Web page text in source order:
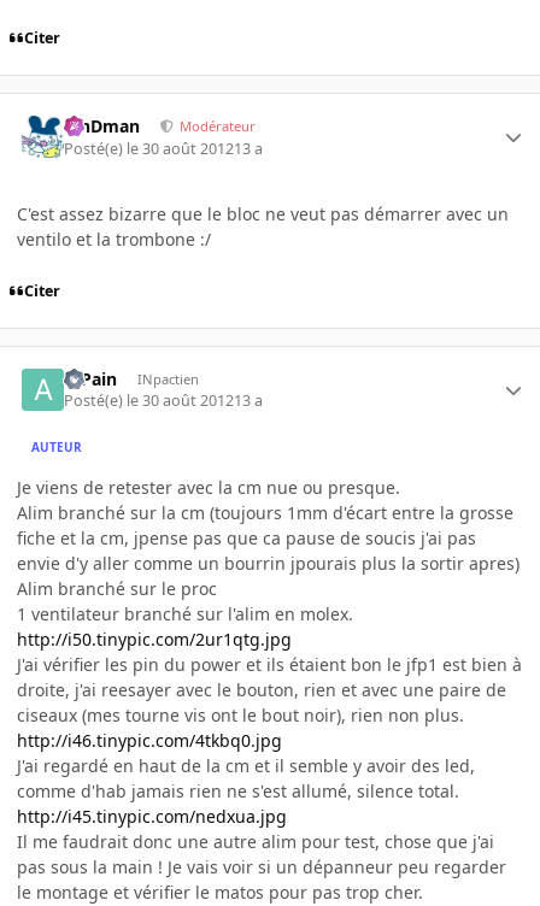
Citer
RinDman Modérateur
Posté(e) le 30 août 201213 a
C'est assez bizarre que le bloc ne veut pas démarrer avec un
ventilo et la trombone :/
Citer
atPain INpactien
Posté(e) le 30 août 201213 a
AUTEUR
Je viens de retester avec la cm nue ou presque.
Alim branché sur la cm (toujours 1mm d'écart entre la grosse
fiche et la cm, jpense pas que ca pause de soucis j'ai pas
envie d'y aller comme un bourrin jpourais plus la sortir apres)
Alim branché sur le proc
1 ventilateur branché sur l'alim en molex.
http://i50.tinypic.com/2ur1qtg.jpg
J'ai vérifier les pin du power et ils étaient bon le jfp1 est bien à
droite, j'ai reesayer avec le bouton, rien et avec une paire de
ciseaux (mes tourne vis ont le bout noir), rien non plus.
http://i46.tinypic.com/4tkbq0.jpg
J'ai regardé en haut de la cm et il semble y avoir des led,
comme d'hab jamais rien ne s'est allumé, silence total.
http://i45.tinypic.com/nedxua.jpg
Il me faudrait donc une autre alim pour test, chose que j'ai
pas sous la main ! Je vais voir si un dépanneur peu regarder
le montage et vérifier le matos pour pas trop cher.